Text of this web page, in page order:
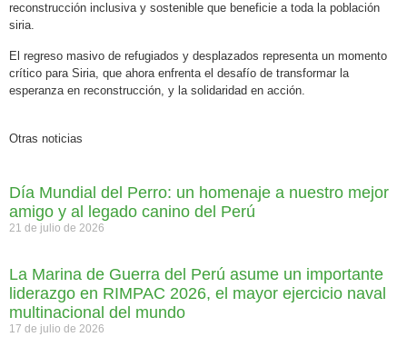
reconstrucción inclusiva y sostenible que beneficie a toda la población
siria.
El regreso masivo de refugiados y desplazados representa un momento
crítico para Siria, que ahora enfrenta el desafío de transformar la
esperanza en reconstrucción, y la solidaridad en acción.
Otras noticias
Día Mundial del Perro: un homenaje a nuestro mejor
amigo y al legado canino del Perú
21 de julio de 2026
La Marina de Guerra del Perú asume un importante
liderazgo en RIMPAC 2026, el mayor ejercicio naval
multinacional del mundo
17 de julio de 2026